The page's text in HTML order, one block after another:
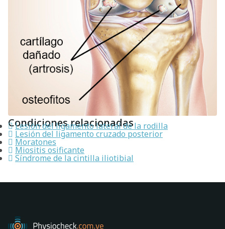
Condiciones relacionadas
Lesión del ligamento lateral de la rodilla
Lesión del ligamento cruzado posterior
Moratones
Miositis osificante
Síndrome de la cintilla iliotibial